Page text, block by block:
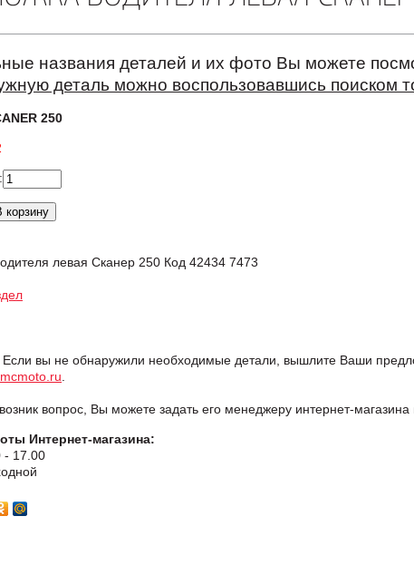
названия деталей и их фото Вы можете
деталь можно воспользовавшись поиском
250
водителя левая Сканер 250 Код 42434 7473
Если вы не обнаружили необходимые детали, вышлите Ваши
вопрос, Вы можете задать его менеджеру интернет-магазина
Интернет-магазина:
- 17.00